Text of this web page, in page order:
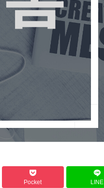
Pocket LINE